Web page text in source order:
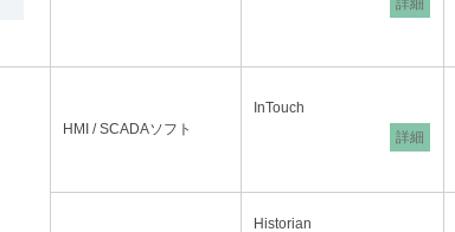
詳細
HMI / SCADAソフト
InTouch
詳細
Historian